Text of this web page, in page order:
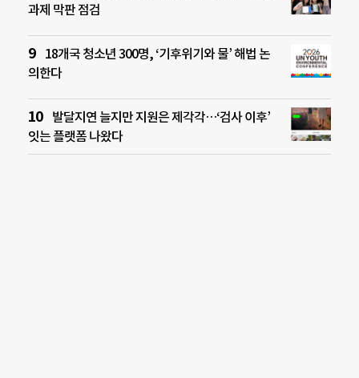
과제 막판 점검
18개국 청소년 300명, ‘기후위기와 물’ 해법 논
의한다
발달지연 늘지만 지원은 제각각…‘검사 이후’
잇는 플랫폼 나왔다